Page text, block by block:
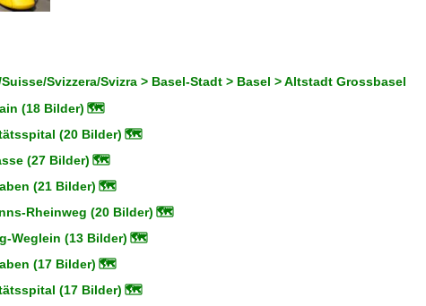
Svizzera/Svizra > Basel-Stadt > Basel > Altstadt Grossbasel
(18 Bilder) 🗺
(20 Bilder) 🗺
(27 Bilder) 🗺
(21 Bilder) 🗺
Rheinweg (20 Bilder) 🗺
Weglein (13 Bilder) 🗺
(17 Bilder) 🗺
(17 Bilder) 🗺